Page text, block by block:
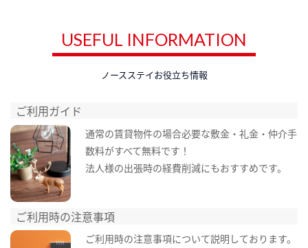
USEFUL INFORMATION
ノースステイお役立ち情報
ご利用ガイド
通常の賃貸物件の場合必要な敷金・礼金・仲介手
数料がすべて無料です！
法人様の出張時の経費削減にもおすすめです。
ご利用時の注意事項
ご利用時の注意事項について説明しております。